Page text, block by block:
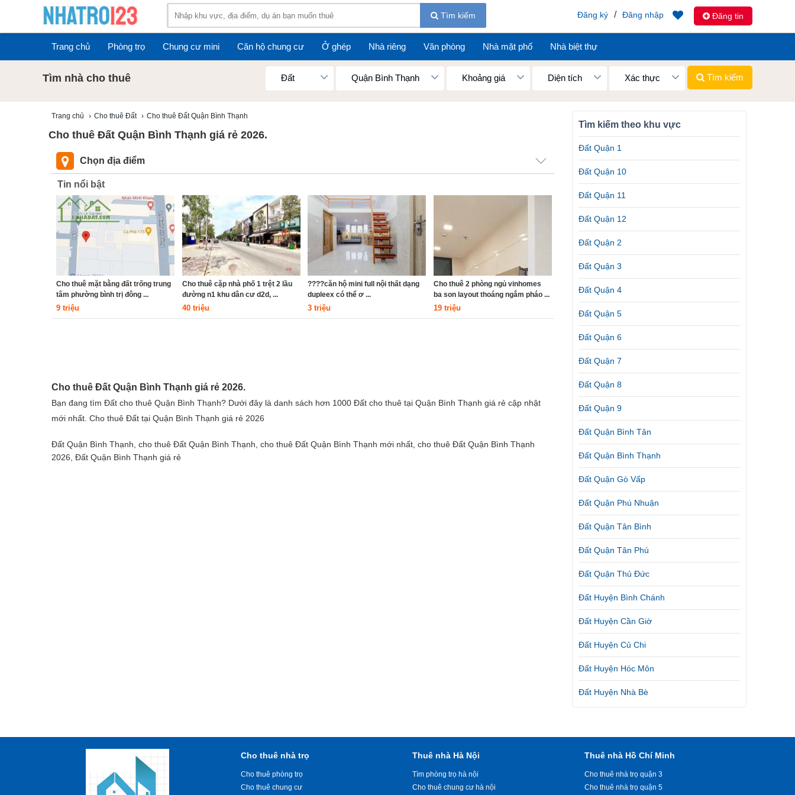
Tìm kiếm Đăng tin
Đăng nhập
/
Đăng ký
Trang chủ Phòng trọ Chung cư mini Căn hộ chung cư Ở ghép Nhà riêng Văn phòng Nhà mặt phố Nhà biệt thự
Tìm nhà cho thuê Đất Quận Bình Thạnh Khoảng giá Diện tích Xác thực Tìm kiếm
Trang chủ › Cho thuê Đất › Cho thuê Đất Quận Bình Thạnh
Cho thuê Đất Quận Bình Thạnh giá rẻ 2026.
Chọn địa điểm
Tin nổi bật
Cho thuê mặt bằng đất trống trung
tâm phường bình trị đông ...
9 triệu
Cho thuê cặp nhà phố 1 trệt 2 lầu
đường n1 khu dân cư d2d, ...
40 triệu
????căn hộ mini full nội thất dạng
dupleex có thể ơ ...
3 triệu
Cho thuê 2 phòng ngủ vinhomes
ba son layout thoáng ngắm pháo ...
19 triệu
Cho thuê Đất Quận Bình Thạnh giá rẻ 2026.
Bạn đang tìm Đất cho thuê Quận Bình Thạnh? Dưới đây là danh sách hơn 1000 Đất cho thuê tại Quận Bình Thạnh giá rẻ cập nhật
mới nhất. Cho thuê Đất tại Quận Bình Thạnh giá rẻ 2026
Đất Quận Bình Thạnh, cho thuê Đất Quận Bình Thạnh, cho thuê Đất Quận Bình Thạnh mới nhất, cho thuê Đất Quận Bình Thạnh
2026, Đất Quận Bình Thạnh giá rẻ
Tìm kiếm theo khu vực
Đất Quận 1
Đất Quận 10
Đất Quận 11
Đất Quận 12
Đất Quận 2
Đất Quận 3
Đất Quận 4
Đất Quận 5
Đất Quận 6
Đất Quận 7
Đất Quận 8
Đất Quận 9
Đất Quận Bình Tân
Đất Quận Bình Thạnh
Đất Quận Gò Vấp
Đất Quận Phú Nhuận
Đất Quận Tân Bình
Đất Quận Tân Phú
Đất Quận Thủ Đức
Đất Huyện Bình Chánh
Đất Huyện Cần Giờ
Đất Huyện Củ Chi
Đất Huyện Hóc Môn
Đất Huyện Nhà Bè
Cho thuê nhà trọ
Cho thuê phòng trọ
Cho thuê chung cư
Thuê nhà Hà Nội
Tìm phòng trọ hà nội
Cho thuê chung cư hà nội
Thuê nhà Hồ Chí Minh
Cho thuê nhà trọ quận 3
Cho thuê nhà trọ quận 5